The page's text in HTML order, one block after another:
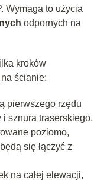
Wymaga to użycia
odpornych na
kroków
ścianie:
pierwszego rzędu
sznura traserskiego,
poziomo,
się łączyć z
na całej elewacji,